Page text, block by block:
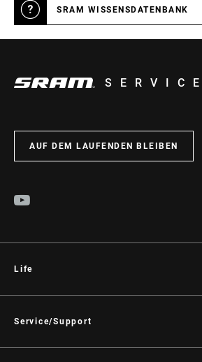
SRAM WISSENSDATENBANK
SERVICE
AUF DEM LAUFENDEN BLEIBEN
Life
Kultur
Service/Support